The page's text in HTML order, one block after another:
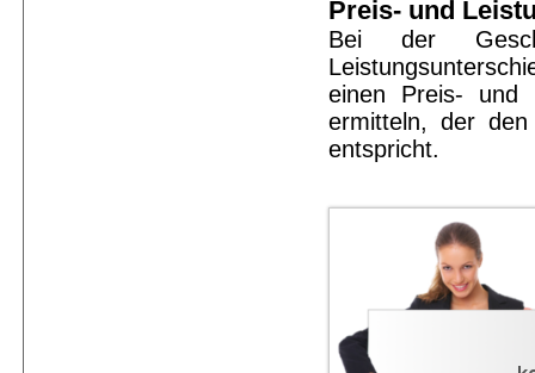
Preis- und
Bei der
einen Preis- und
ermitteln, der den
entspricht.